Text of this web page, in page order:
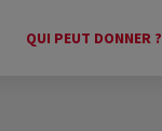
QUI PEUT DONNER ?